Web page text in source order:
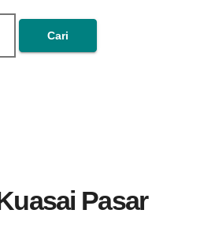
Pasar